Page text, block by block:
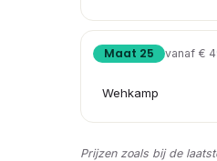
Maat 25 vanaf €
Wehkamp
Prijzen zoals bij de